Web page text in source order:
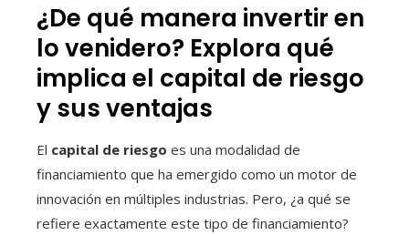
¿De qué manera invertir en
lo venidero? Explora qué
implica el capital de riesgo
y sus ventajas
El capital de riesgo es una modalidad de
financiamiento que ha emergido como un motor de
innovación en múltiples industrias. Pero, ¿a qué se
refiere exactamente este tipo de financiamiento?